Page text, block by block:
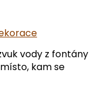
vody z fontány
kam se